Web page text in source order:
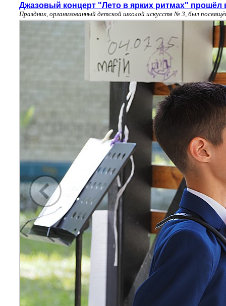
Джазовый концерт "Лето в ярких ритмах" прошёл
Праздник, организованный детской школой искусств № 3, был